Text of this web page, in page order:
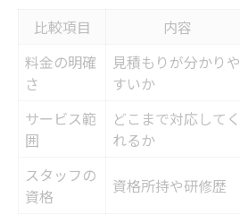
比較項目 内容
料金の明確
さ
見積もりが分かりや
すいか
サービス範
囲
どこまで対応してく
れるか
スタッフの
資格
資格所持や研修歴